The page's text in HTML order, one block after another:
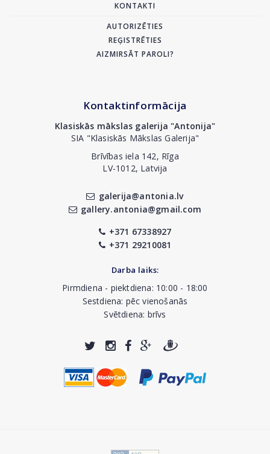
KONTAKTI
AUTORIZĒTIES
REĢISTRĒTIES
AIZMIRSĀT PAROLI?
Kontaktinformācija
Klasiskās mākslas galerija "Antonija"
SIA "Klasiskās Mākslas Galerija"
Brīvības iela 142, Rīga
LV-1012, Latvija
galerija@antonia.lv
gallery.antonia@gmail.com
+371 67338927
+371 29210081
Darba laiks:
Pirmdiena - piektdiena: 10:00 - 18:00
Sestdiena: pēc vienošanās
Svētdiena: brīvs